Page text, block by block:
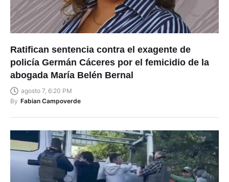
Ratifican sentencia contra el exagente de
policía Germán Cáceres por el femicidio de la
abogada María Belén Bernal
agosto 7, 6:20 PM
By Fabian Campoverde